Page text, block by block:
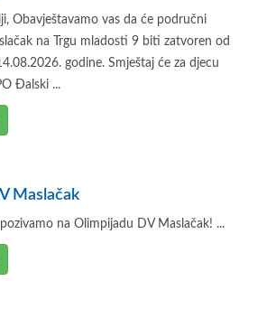
Obavještavamo vas da će područni
na Trgu mladosti 9 biti zatvoren od
godine. Smještaj će za djecu
Đalski ...
Maslačak
na Olimpijadu DV Maslačak! ...